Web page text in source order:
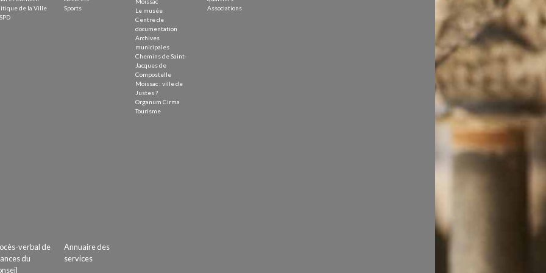
de la Ville
Sports
Le musée
Centre de
documentation
Archives
municipales
Chemins de Saint-
Jacques de
Compostelle
Moissac : ville de
Justes ?
Organum Cirma
Tourisme
Associations
verbal de
du
Annuaire des
services